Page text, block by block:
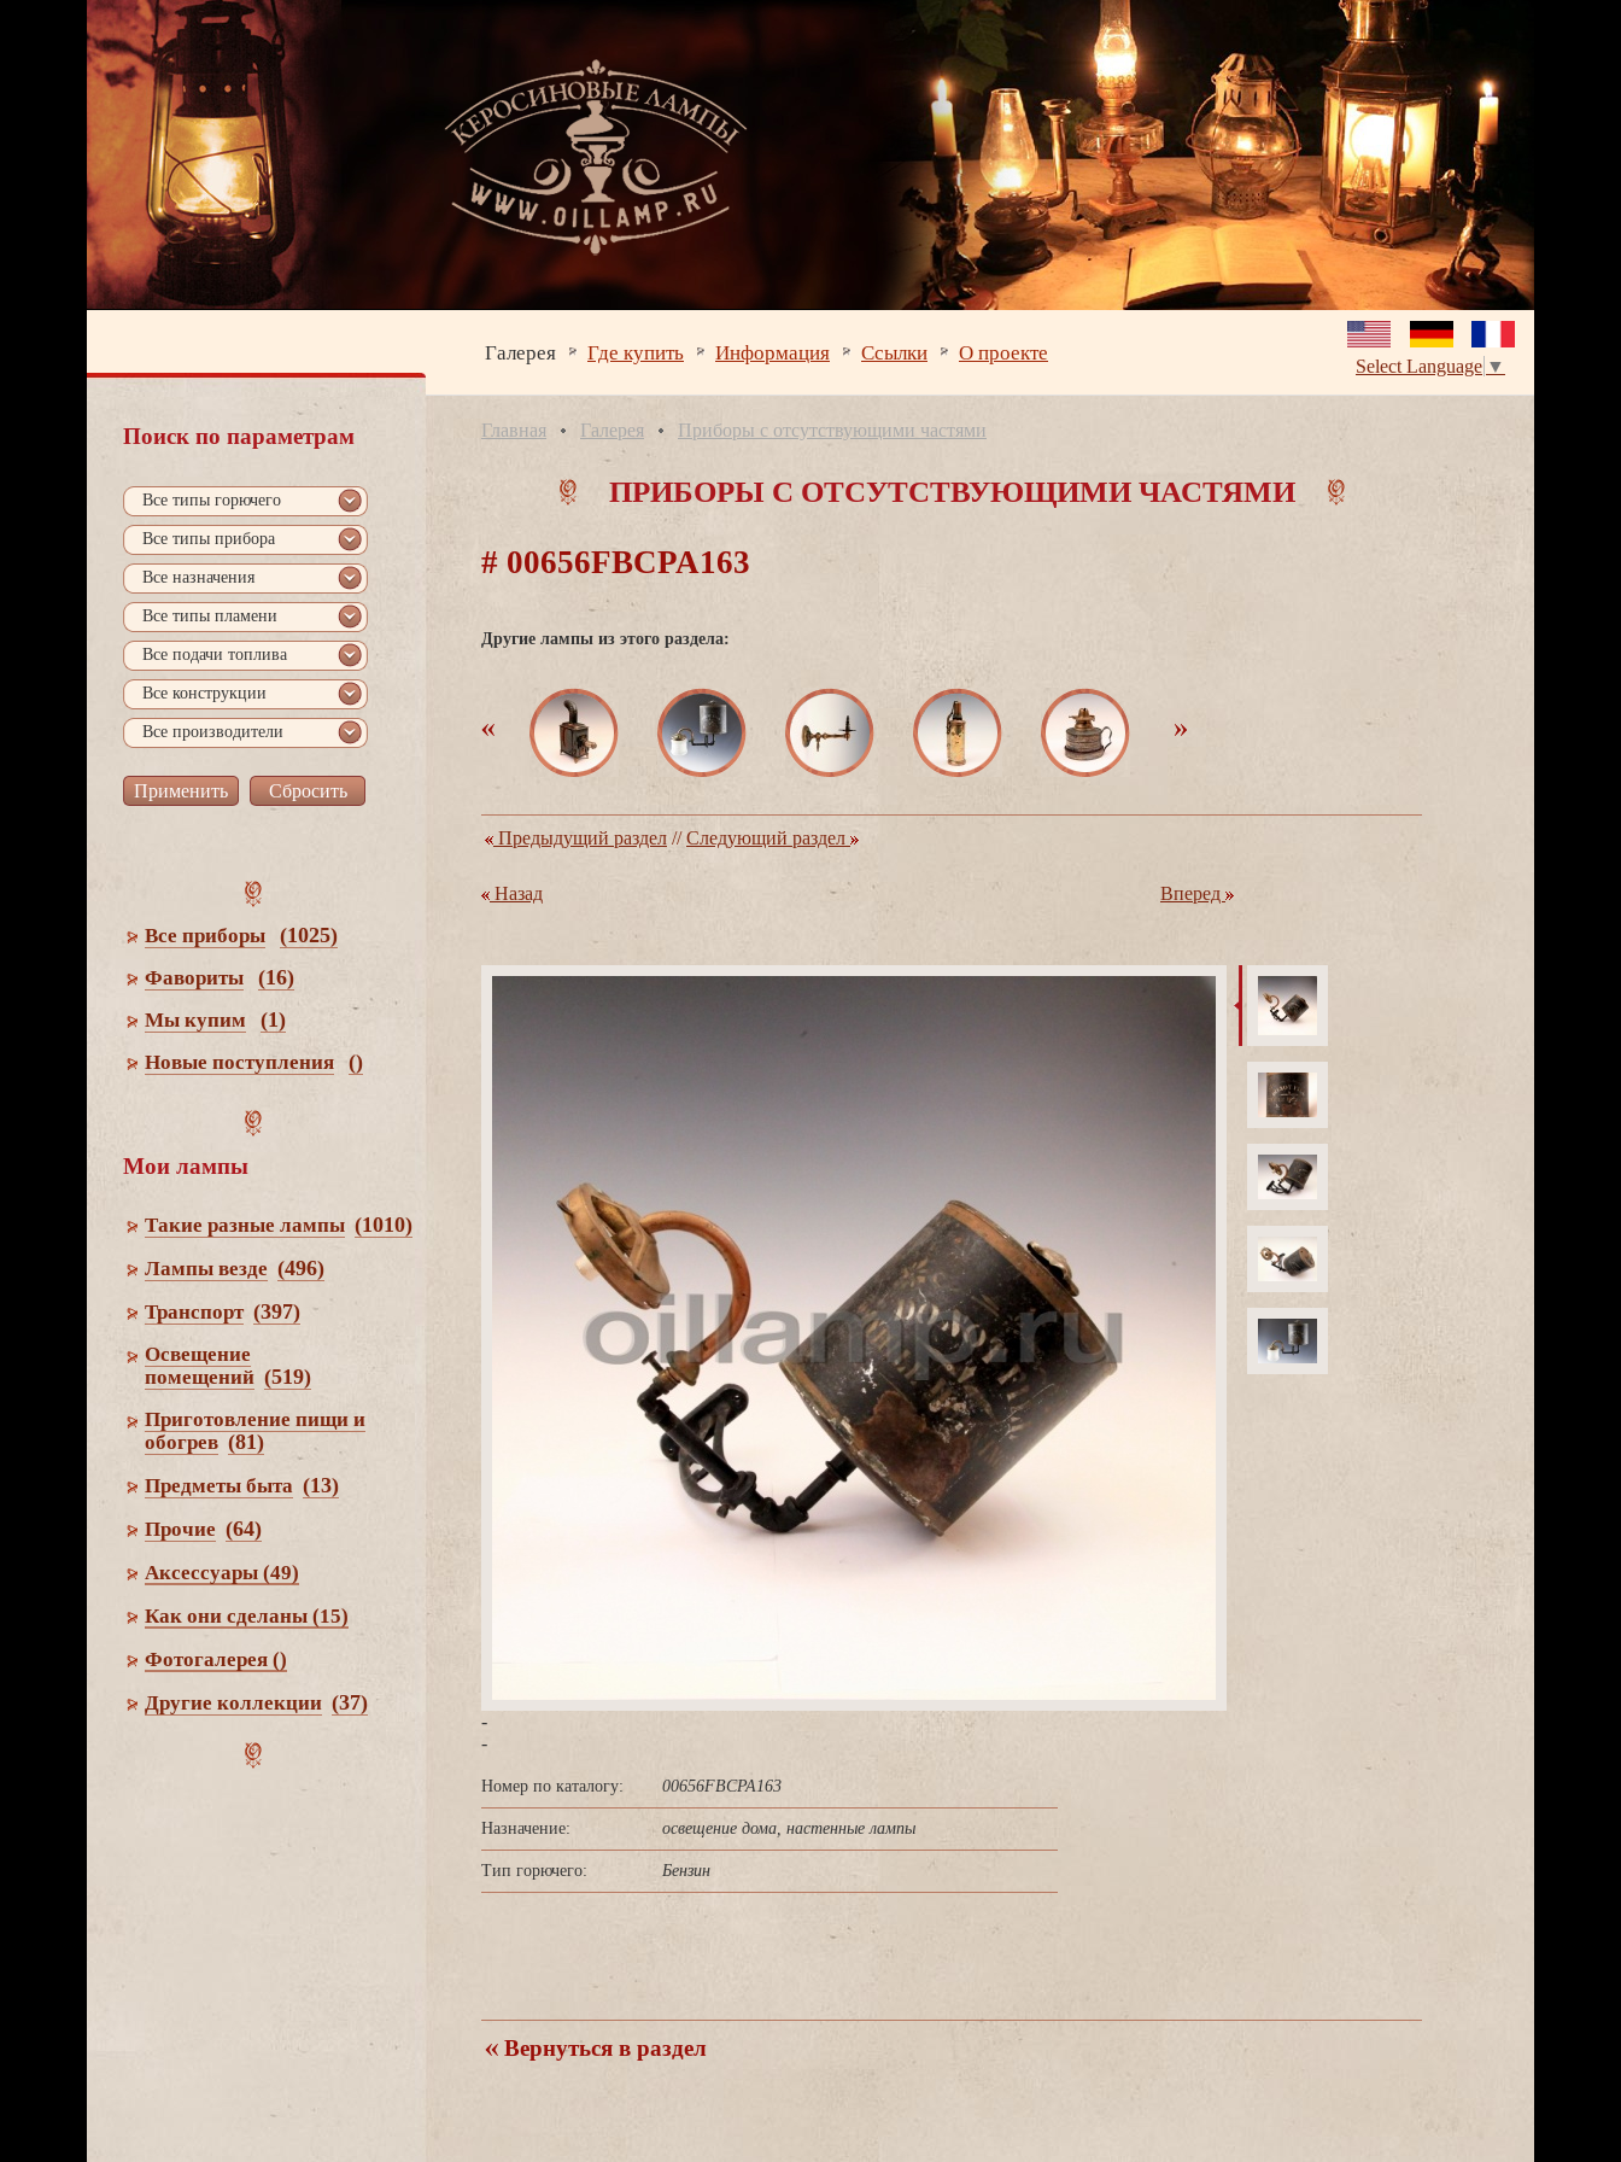
Галерея Где купить Информация Ссылки О проекте
Select Language ▼
Поиск по параметрам
се типы горючего
се типы прибора
се назначения
се типы пламени
се подачи топлива
се конструкции
се производители
се приборы (1025)
Фавориты (16)
Мы купим (1)
Новые поступления ()
Мои лампы
Такие разные лампы (1010)
Лампы везде (496)
Транспорт (397)
Освещение
помещений (519)
Приготовление пищи и
обогре (81)
Предметы быта (13)
Прочие (64)
Аксессуары (49)
Как они сделаны (15)
Фотогалерея ()
Другие коллекции (37)
Главная Галерея Приборы с отсутствующими частями
ПРИБОРЫ С ОТСУТСТВУЮЩИМИ ЧАСТЯМИ
# 00656FBCPA163
Другие лампы из этого раздела:
Предыдущий раздел //Следующий раздел
Назад перед
-
-
Номер по каталогу: 00656FBCPA163
Назначение: освещение дома, настенные лампы
Тип горючего: Бензин
ернуться в раздел